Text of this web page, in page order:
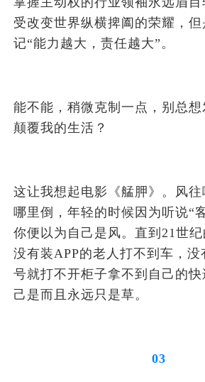
受改变世界纵横捭阖的荣耀，
记“能力越大，责任越大”。
能不能，稍微克制一点，别总想
颠覆我的生活？
这让我想起电影《艋胛》。风
哪里倒，年轻的时候因为听说“
你便以为自己是风。直到21世纪
没有装APP的老人打不到车，没
号就打不开柜子拿不到自己的快
己是而且永远只是草。
03